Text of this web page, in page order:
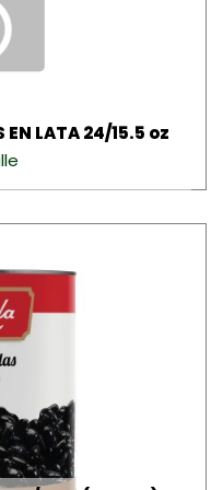
EN LATA 24/15.5 oz